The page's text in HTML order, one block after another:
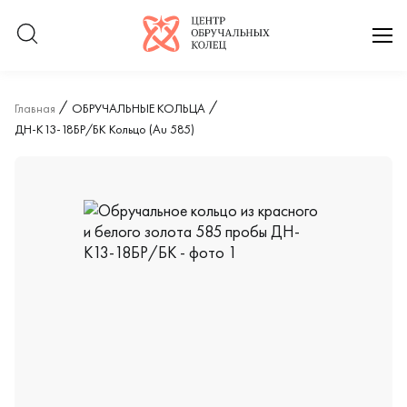
Логотип компании
Главная
ОБРУЧАЛЬНЫЕ КОЛЬЦА
ДН-К13-18БР/БК Кольцо (Au 585)